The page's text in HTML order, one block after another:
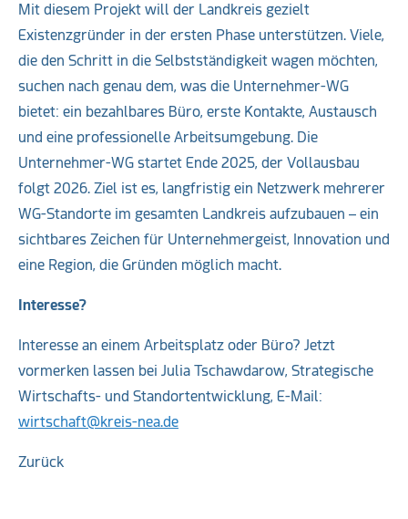
Mit diesem Projekt will der Landkreis gezielt
Existenzgründer in der ersten Phase unterstützen. Viele,
die den Schritt in die Selbstständigkeit wagen möchten,
suchen nach genau dem, was die Unternehmer-WG
bietet: ein bezahlbares Büro, erste Kontakte, Austausch
und eine professionelle Arbeitsumgebung. Die
Unternehmer-WG startet Ende 2025, der Vollausbau
folgt 2026. Ziel ist es, langfristig ein Netzwerk mehrerer
WG-Standorte im gesamten Landkreis aufzubauen – ein
sichtbares Zeichen für Unternehmergeist, Innovation und
eine Region, die Gründen möglich macht.
Interesse?
Interesse an einem Arbeitsplatz oder Büro? Jetzt
vormerken lassen bei Julia Tschawdarow, Strategische
Wirtschafts- und Standortentwicklung, E-Mail:
wirtschaft@kreis-nea.de
Zurück